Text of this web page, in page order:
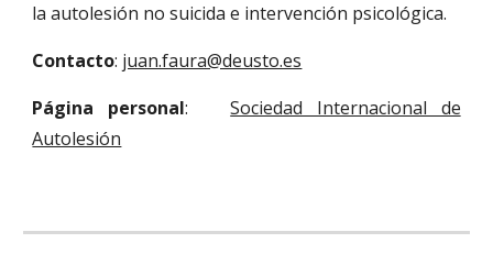
la autolesión no suicida e intervención psicológica.
Contacto: juan.faura@deusto.es
Página personal:
Sociedad Internacional de
Autolesión